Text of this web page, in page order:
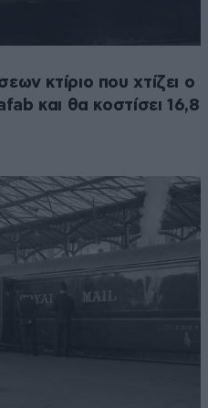
κτίριο που χτίζει ο
και θα κοστίσει 16,8